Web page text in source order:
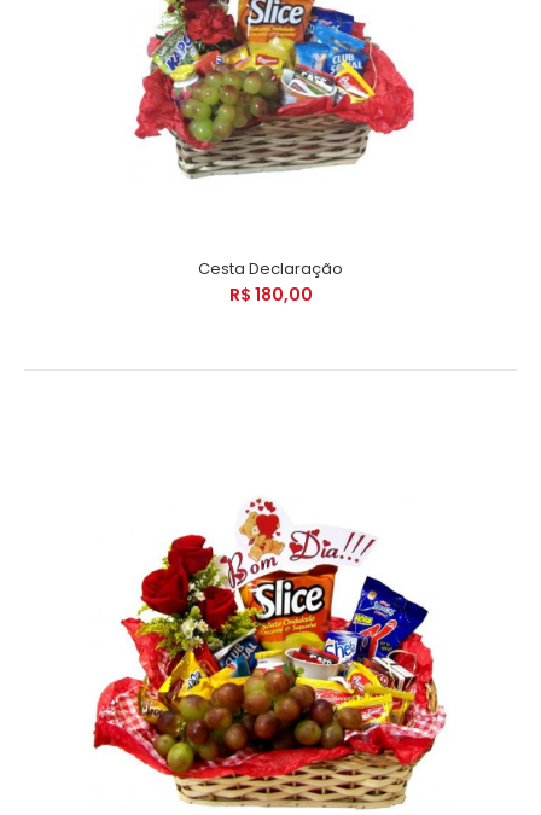
Cesta Declaração
R$ 180,00